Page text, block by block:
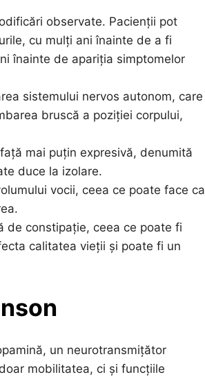
observate. Pacienții pot
cu mulți ani înainte de a fi
înainte de apariția simptomelor
sistemului nervos autonom, care
bruscă a poziției corpului,
mai puțin expresivă, denumită
duce la izolare.
vocii, ceea ce poate face ca
de constipație, ceea ce poate fi
calitatea vieții și poate fi un
un neurotransmițător
mobilitatea, ci și funcțiile